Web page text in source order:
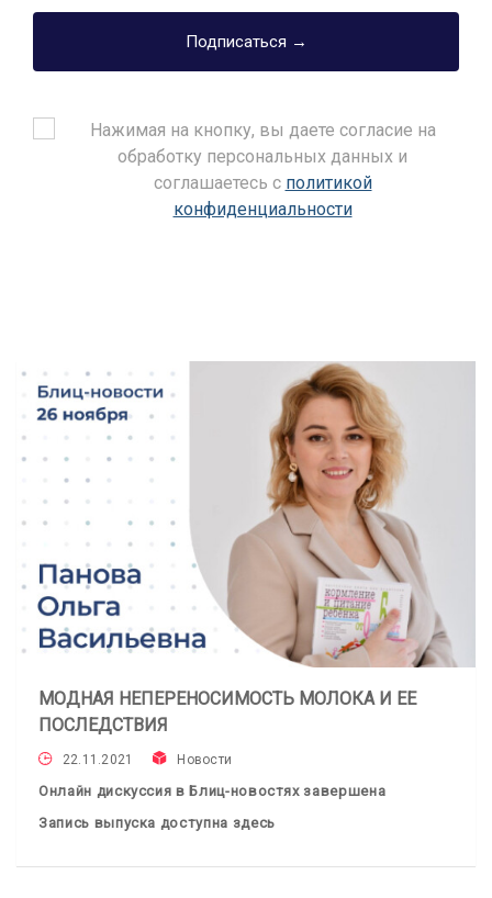
Подписаться →
Нажимая на кнопку, вы даете согласие на
обработку персональных данных и
соглашаетесь c политикой
конфиденциальности
МОДНАЯ НЕПЕРЕНОСИМОСТЬ МОЛОКА И ЕЕ
ПОСЛЕДСТВИЯ
22.11.2021 Новости
Онлайн дискуссия в Блиц-новостях завершена
Запись выпуска доступна здесь